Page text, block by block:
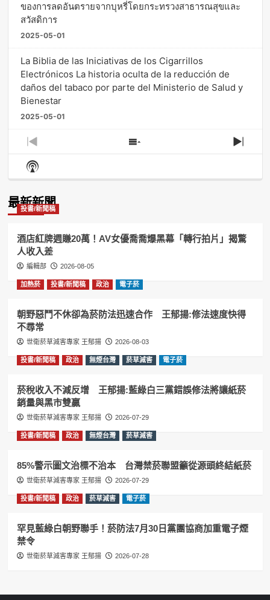
ของการลดอันตรายจากบุหรี่โดยกระทรวงสาธารณสุขและ
สวัสดิการ
2025-05-01
La Biblia de las Iniciativas de los Cigarrillos
Electrónicos La historia oculta de la reducción de
daños del tabaco por parte del Ministerio de Salud y
Bienestar
2025-05-01
Previous
Episode
Show
Episodes
Next
Show
Podcast
最新新聞
投書/新聞稿
酒店紅牌週賺20萬！AV女優喬喬爆黑幕「轉行拍片」揭驚
人收入差
編輯部 2026-08-05
加熱菸 投書/新聞稿 政治 電子菸
朝野惡鬥不休卻為菸防法迅速合作 王郁揚:修法速度快得
不尋常
世衛菸草減害專家 王郁揚 2026-08-03
投書/新聞稿 政治 無煙台灣 菸草減害 電子菸
菸稅收入不減反增 王郁揚:藍綠白三黨錯誤修法將讓紙菸
銷量與黑市雙贏
世衛菸草減害專家 王郁揚 2026-07-29
投書/新聞稿 政治 無煙台灣 菸草減害
85%警示圖文治標不治本 台灣禁菸聯盟籲從源頭終結紙菸
世衛菸草減害專家 王郁揚 2026-07-29
投書/新聞稿 政治 菸草減害 電子菸
罕見藍綠白朝野聯手！菸防法7月30日黨團協商加重電子煙
禁令
世衛菸草減害專家 王郁揚 2026-07-28